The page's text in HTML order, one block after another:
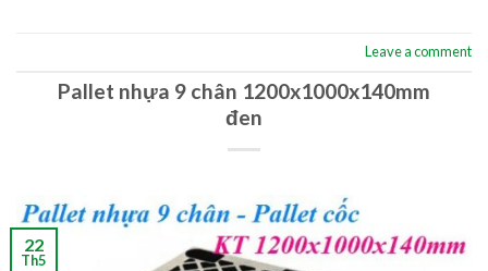
Leave a comment
Pallet nhựa 9 chân 1200x1000x140mm
đen
22
Th5